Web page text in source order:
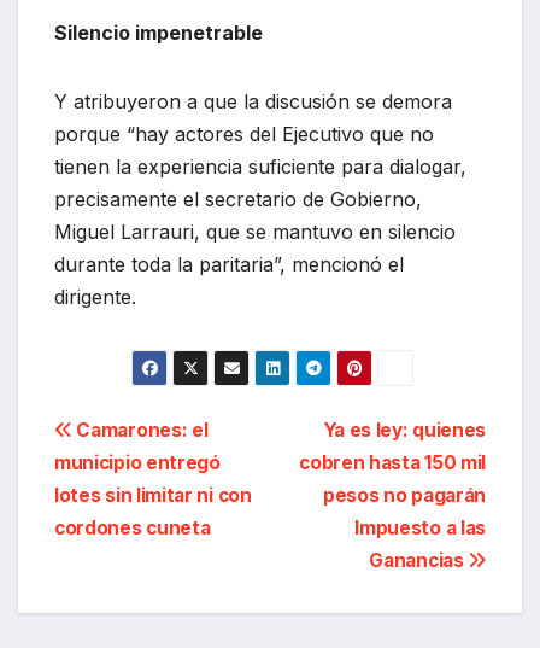
Silencio impenetrable
Y atribuyeron a que la discusión se demora
porque “hay actores del Ejecutivo que no
tienen la experiencia suficiente para dialogar,
precisamente el secretario de Gobierno,
Miguel Larrauri, que se mantuvo en silencio
durante toda la paritaria”, mencionó el
dirigente.
Navegación
de
entradas
Ya es ley: quienes
cobren hasta 150 mil
pesos no pagarán
Impuesto a las
Ganancias
Camarones: el
municipio entregó
lotes sin limitar ni con
cordones cuneta